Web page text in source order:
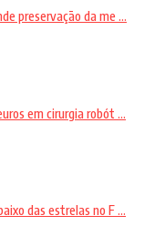
preservação da me ...
em cirurgia robót ...
das estrelas no F ...